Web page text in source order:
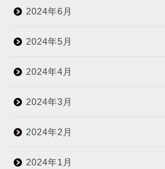
2024年6月
2024年5月
2024年4月
2024年3月
2024年2月
2024年1月